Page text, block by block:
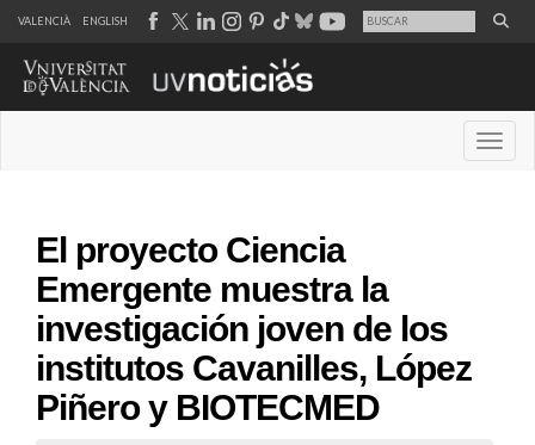
VALENCIÀ ENGLISH
El proyecto Ciencia
Emergente muestra la
investigación joven de los
institutos Cavanilles, López
Piñero y BIOTECMED